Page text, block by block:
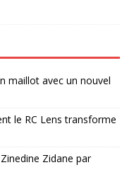
maillot avec un nouvel
le RC Lens transforme
Zidane par